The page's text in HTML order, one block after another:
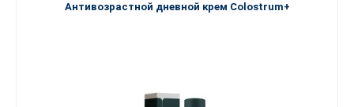
Антивозрастной дневной крем Colostrum+